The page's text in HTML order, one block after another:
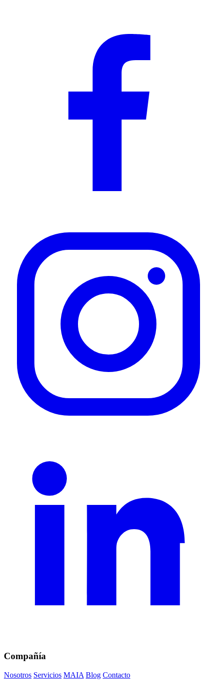
Compañía
Nosotros Servicios MAIA Blog Contacto